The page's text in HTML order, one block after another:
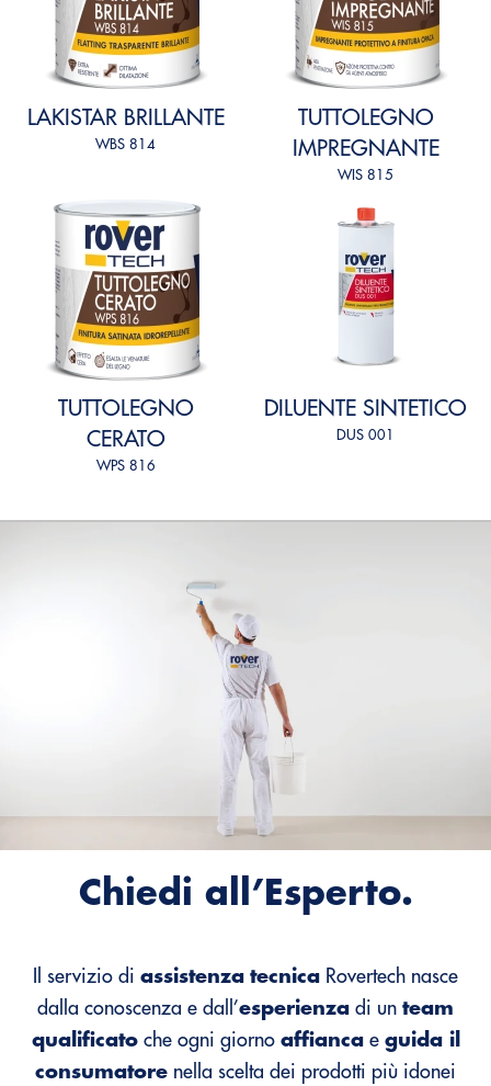
LAKISTAR BRILLANTE
WBS 814
TUTTOLEGNO
IMPREGNANTE
WIS 815
TUTTOLEGNO
CERATO
WPS 816
DILUENTE SINTETICO
DUS 001
Chiedi all’Esperto.
Il servizio di assistenza tecnica Rovertech nasce
dalla conoscenza e dall’esperienza di un team
qualificatoche ogni giorno affiancae guida il
consumatore nella scelta dei prodotti più idonei